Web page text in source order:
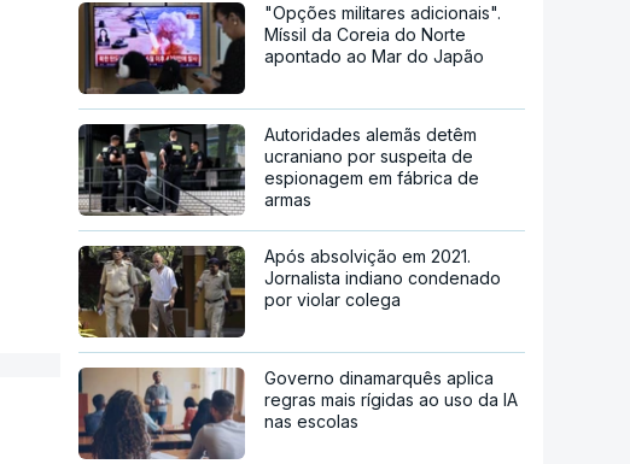
"Opções militares adicionais".
Míssil da Coreia do Norte
apontado ao Mar do Japão
Autoridades alemãs detêm
ucraniano por suspeita de
espionagem em fábrica de
armas
Após absolvição em 2021.
Jornalista indiano condenado
por violar colega
Governo dinamarquês aplica
regras mais rígidas ao uso da IA
nas escolas